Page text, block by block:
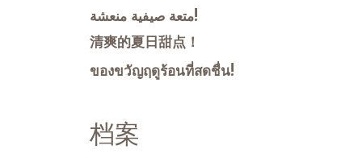
متعة صيفية منعشة!
清爽的夏日甜点！
ของขวัญฤดูร้อนที่สดชื่น!
档案